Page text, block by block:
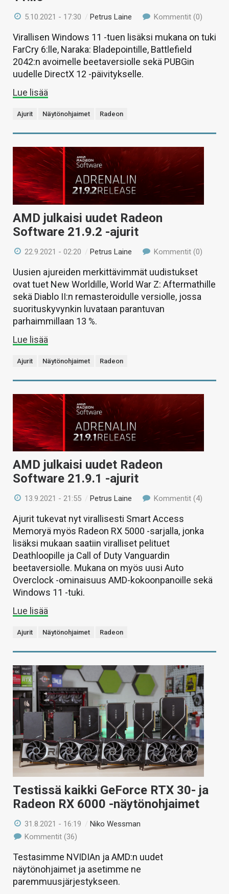
5.10.2021 - 17:30 /Petrus Laine Kommentit (0)
Virallisen Windows 11 -tuen lisäksi mukana on tuki
FarCry 6:lle, Naraka: Bladepointille, Battlefield
2042:n avoimelle beetaversiolle sekä PUBGin
uudelle DirectX 12 -päivitykselle.
Lue lisää
Ajurit Näytönohjaimet Radeon
AMD julkaisi uudet Radeon
Software 21.9.2 -ajurit
22.9.2021 - 02:20 /Petrus Laine Kommentit (0)
Uusien ajureiden merkittävimmät uudistukset
ovat tuet New Worldille, World War Z: Aftermathille
sekä Diablo II:n remasteroidulle versiolle, jossa
suorituskyvynkin luvataan parantuvan
parhaimmillaan 13 %.
Lue lisää
Ajurit Näytönohjaimet Radeon
AMD julkaisi uudet Radeon
Software 21.9.1 -ajurit
13.9.2021 - 21:55 /Petrus Laine Kommentit (4)
Ajurit tukevat nyt virallisesti Smart Access
Memoryä myös Radeon RX 5000 -sarjalla, jonka
lisäksi mukaan saatiin viralliset pelituet
Deathloopille ja Call of Duty Vanguardin
beetaversiolle. Mukana on myös uusi Auto
Overclock -ominaisuus AMD-kokoonpanoille sekä
Windows 11 -tuki.
Lue lisää
Ajurit Näytönohjaimet Radeon
Testissä kaikki GeForce RTX 30- ja
Radeon RX 6000 -näytönohjaimet
31.8.2021 - 16:19 /Niko Wessman
Kommentit (36)
Testasimme NVIDIAn ja AMD:n uudet
näytönohjaimet ja asetimme ne
paremmuusjärjestykseen.